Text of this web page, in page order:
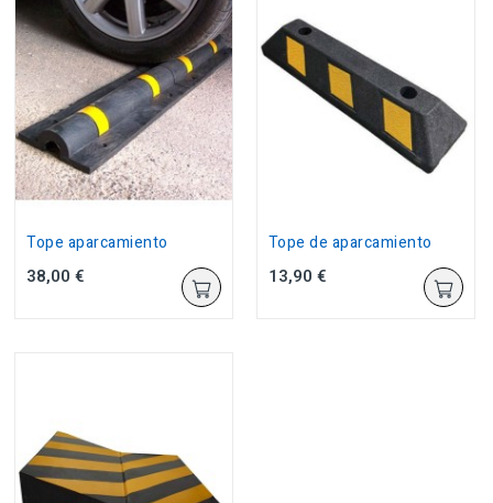
Tope aparcamiento
38,00 €
Tope de aparcamiento
13,90 €